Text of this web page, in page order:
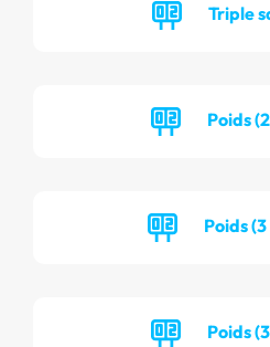
Triple
Poids
Poids
Poids